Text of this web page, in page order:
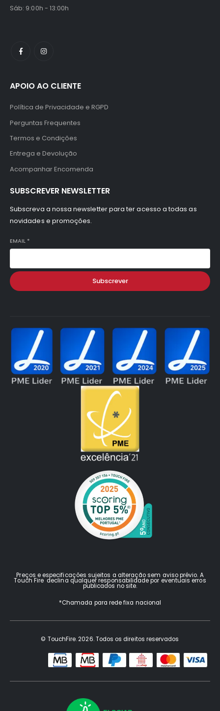
Sáb: 9:00h - 13:00h
APOIO AO CLIENTE
Política de Privacidade e RGPD
Perguntas Frequentes
Termos e Condições
Entrega e Devolução
Acompanhar Encomenda
SUBSCREVER NEWSLETTER
Subscreva a nossa newsletter para ter acesso a todas as
novidades e promoções.
EMAIL *
Subscrever
Preços e especificações sujeitos a alteração sem aviso prévio. A
Touch Fire declina qualquer responsabilidade por eventuais erros
publicados no site.
*Chamada para rede fixa nacional
© TouchFire. 2026. Todos os direitos reservados